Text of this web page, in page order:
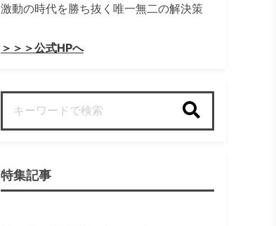
激動の時代を勝ち抜く唯一無二の解決策
＞＞＞公式HPへ
特集記事